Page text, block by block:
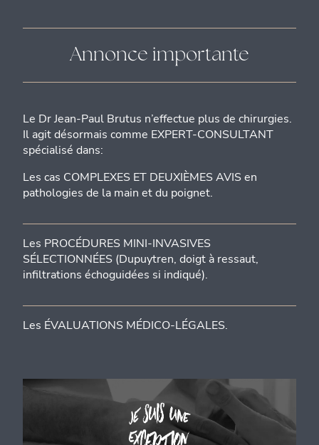
Annonce importante
Le Dr Jean-Paul Brutus n’effectue plus de chirurgies.
Il agit désormais comme EXPERT-CONSULTANT
spécialisé dans:
Les cas COMPLEXES ET DEUXIÈMES AVIS en
pathologies de la main et du poignet.
Les PROCÉDURES MINI-INVASIVES
SÉLECTIONNÉES (Dupuytren, doigt à ressaut,
infiltrations échoguidées si indiqué).
Les ÉVALUATIONS MÉDICO-LÉGALES.